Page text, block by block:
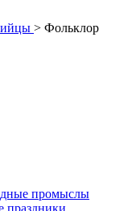
> Фольклор
промыслы
праздники